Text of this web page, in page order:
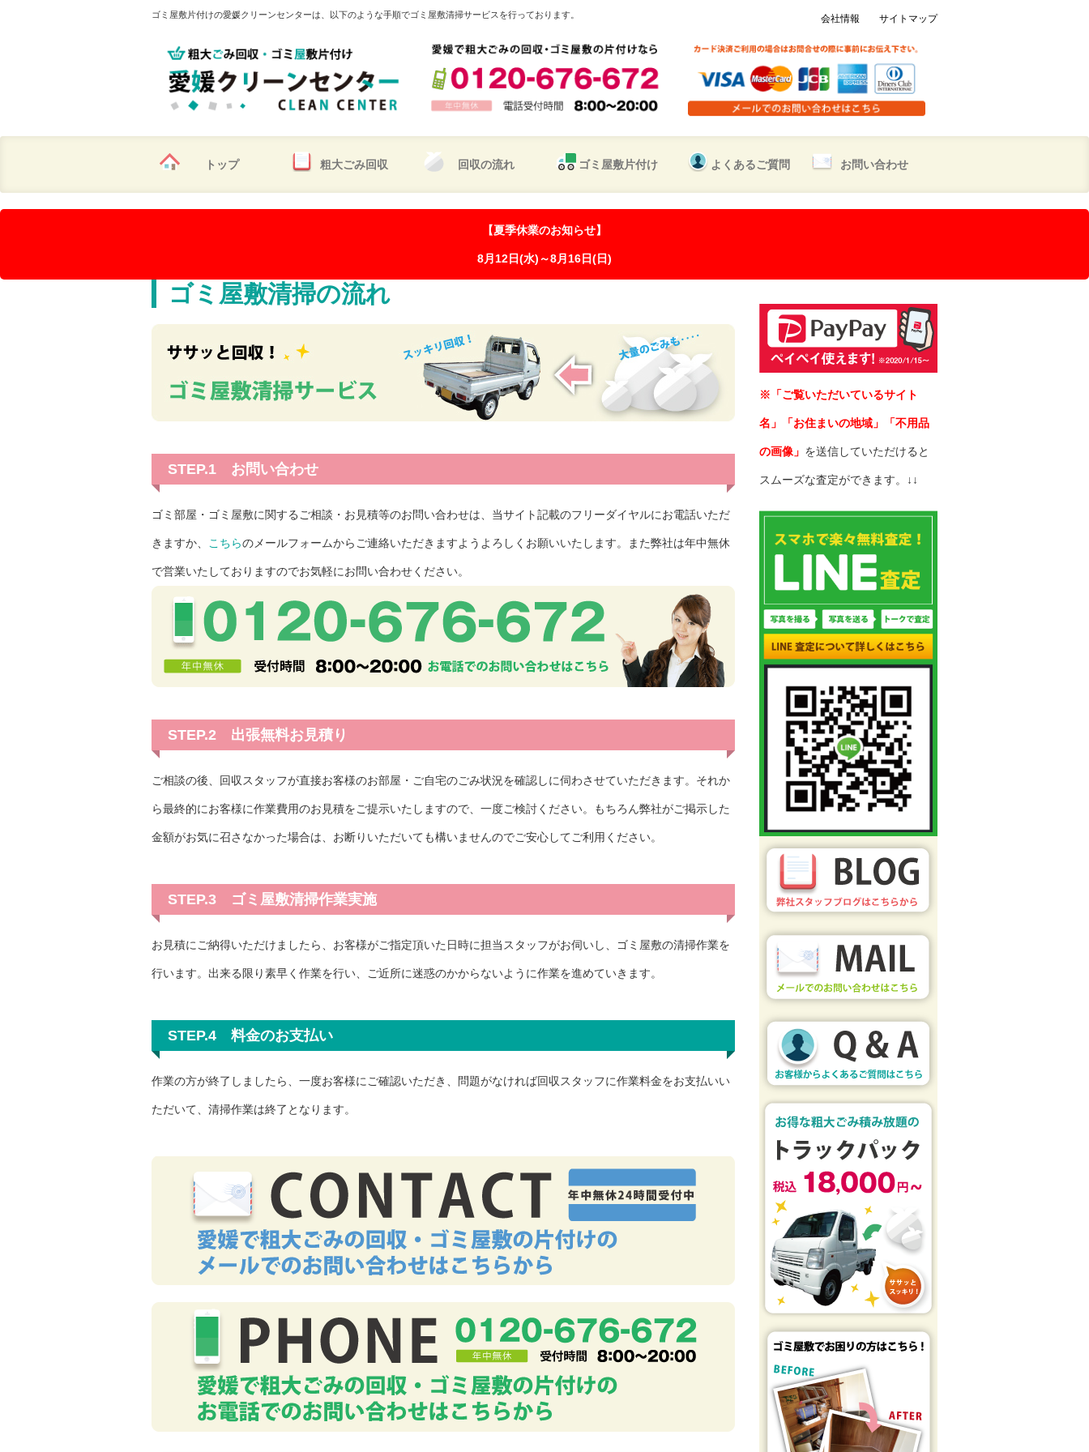
ゴミ屋敷片付けの愛媛クリーンセンターは、以下のような手順でゴミ屋敷清掃サービスを行っております。 会社情報 サイトマップ
トップ 粗大ごみ回収 回収の流れ ゴミ屋敷片付け よくあるご質問 お問い合わせ
【夏季休業のお知らせ】
8月12日(水)～8月16日(日)
ゴミ屋敷清掃の流れ
STEP.1 お問い合わせ
ゴミ部屋・ゴミ屋敷に関するご相談・お見積等のお問い合わせは、当サイト記載のフリーダイヤルにお電話いただ
きますか、 こちらのメールフォームからご連絡いただきますようよろしくお願いいたします。また弊社は年中無休
で営業いたしておりますのでお気軽にお問い合わせください。
STEP.2 出張無料お見積り
ご相談の後、回収スタッフが直接お客様のお部屋・ご自宅のごみ状況を確認しに伺わさせていただきます。それか
ら最終的にお客様に作業費用のお見積をご提示いたしますので、一度ご検討ください。もちろん弊社がご掲示した
金額がお気に召さなかった場合は、お断りいただいても構いませんのでご安心してご利用ください。
STEP.3 ゴミ屋敷清掃作業実施
お見積にご納得いただけましたら、お客様がご指定頂いた日時に担当スタッフがお伺いし、ゴミ屋敷の清掃作業を
行います。出来る限り素早く作業を行い、ご近所に迷惑のかからないように作業を進めていきます。
STEP.4 料金のお支払い
作業の方が終了しましたら、一度お客様にご確認いただき、問題がなければ回収スタッフに作業料金をお支払いい
ただいて、清掃作業は終了となります。
※「ご覧いただいているサイト
名」「お住まいの地域」「不用品
の画像」 を送信していただけると
スムーズな査定ができます。↓↓